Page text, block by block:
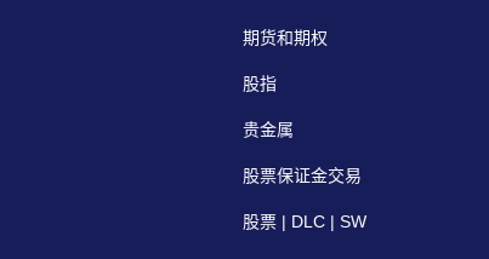
期货和期权
股指
贵金属
股票保证金交易
股票 | DLC | SW